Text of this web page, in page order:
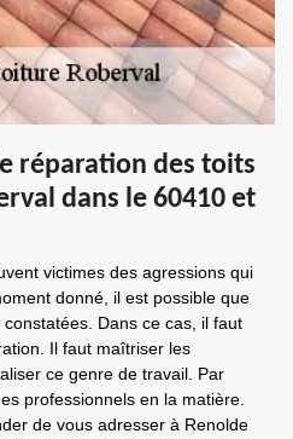
réparation des toits
dans le 60410 et
victimes des agressions qui
donné, il est possible que
Dans ce cas, il faut
Il faut maîtriser les
ce genre de travail. Par
professionnels en la matière.
de vous adresser à Renolde